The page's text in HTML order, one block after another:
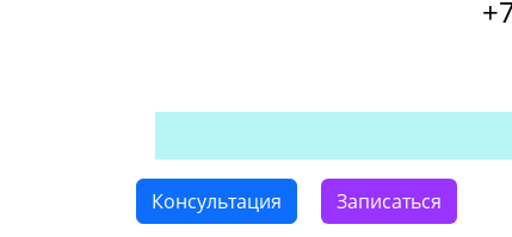
Консультация Записаться